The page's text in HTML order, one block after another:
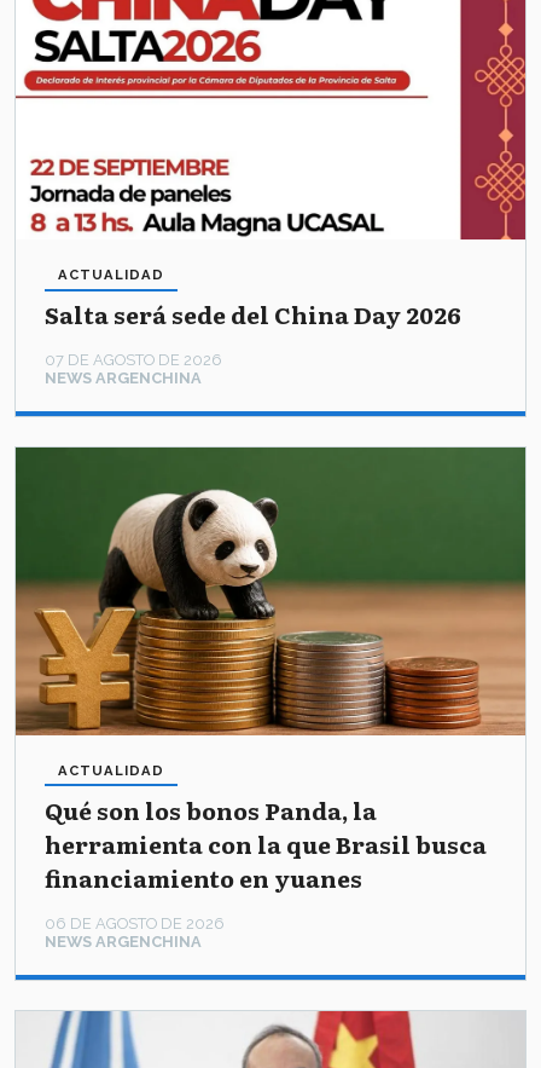
Salta será sede del China Day 2026
NEWS ARGENCHINA
ACTUALIDAD
07 DE AGOSTO DE 2026
Qué son los bonos Panda, la
herramienta con la que Brasil busca
financiamiento en yuanes
NEWS ARGENCHINA
ACTUALIDAD
06 DE AGOSTO DE 2026